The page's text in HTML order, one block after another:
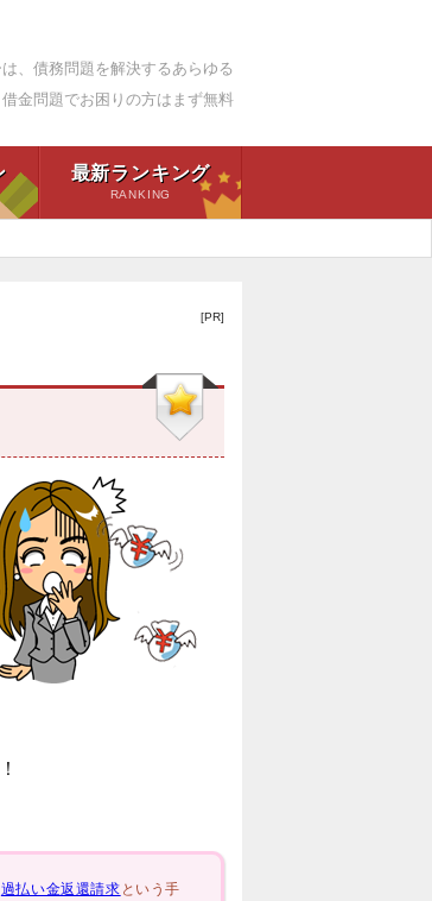
、債務問題を解決するあらゆる
金問題でお困りの方はまず無料
最新ランキング
RANKING
[PR]
過払い金返還請求 という手